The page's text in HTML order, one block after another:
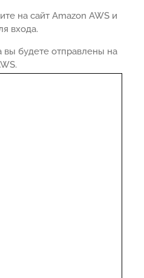
на сайт Amazon AWS и
входа.
вы будете отправлены на